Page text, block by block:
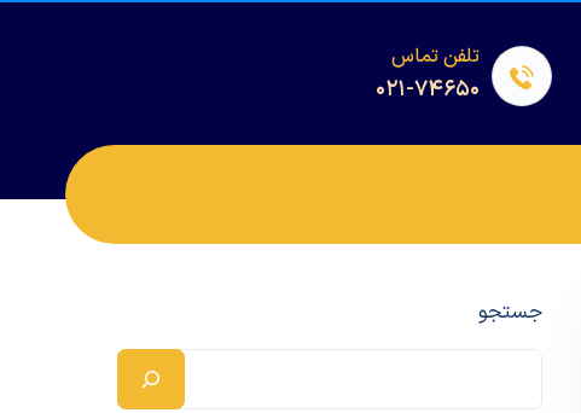
تلفن تماس
۰۲۱-۷۴۶۵۰
جستجو